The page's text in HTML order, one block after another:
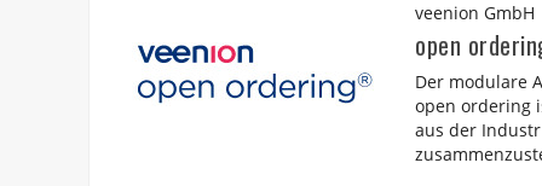
veenion GmbH
open
Der modulare
open ordering
aus der